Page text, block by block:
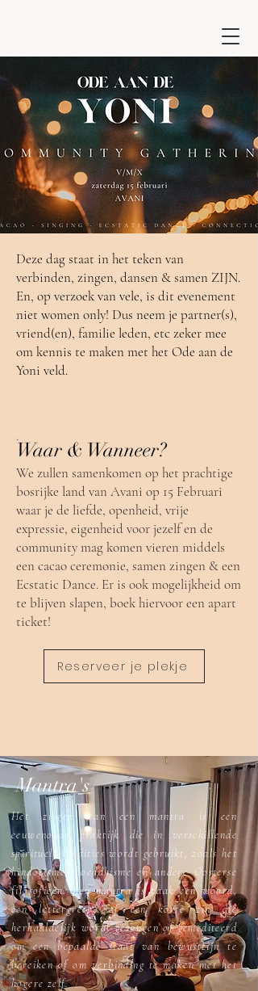
Deze dag staat in het teken van
verbinden, zingen, dansen & samen ZIJN.
En, op verzoek van vele, is dit evenement
niet women only! Dus neem je partner(s),
vriend(en), familie leden, etc zeker mee
om kennis te maken met het Ode aan de
Yoni veld.
.
We zullen samenkomen op het prachtige
bosrijke land van Avani op 15 Februari
waar je de liefde, openheid, vrije
expressie, eigenheid voor jezelf en de
community mag komen vieren middels
een cacao ceremonie, samen zingen & een
Ecstatic Dance. Er is ook mogelijkheid om
te blijven slapen, boek hiervoor een apart
ticket!
Waar & Wanneer?
Reserveer je plekje
Mantra's
Het zingen van een mantra is een
eeuwenoude praktijk die in verschillende
spirituele tradities wordt gebruikt, zoals het
hindoeïsme, boeddhisme en andere Oosterse
filosofieën. Een mantra is vaak een woord,
een lettergreep, of een korte zin die
herhaaldelijk wordt gezongen of gemediteerd
om een bepaalde staat van bewustzijn te
bereiken of om verbinding te maken met het
hogere zelf.